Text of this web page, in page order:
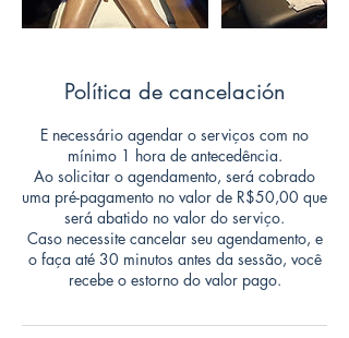
Política de cancelación
E necessário agendar o serviços com no
mínimo 1 hora de antecedência.
Ao solicitar o agendamento, será cobrado
uma pré-pagamento no valor de R$50,00 que
será abatido no valor do serviço.
Caso necessite cancelar seu agendamento, e
o faça até 30 minutos antes da sessão, você
recebe o estorno do valor pago.